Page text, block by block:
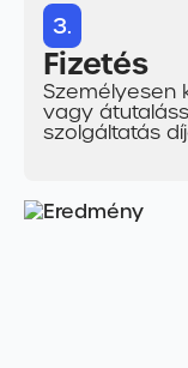
3.
Fizetés
Személyesen
vagy
szolgáltatás